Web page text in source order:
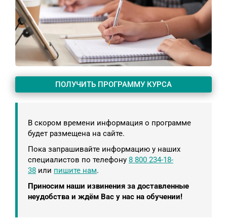
ПОЛУЧИТЬ ПРОГРАММУ КУРСА
В скором времени информация о программе
будет размещена на сайте.
Пока запрашивайте информацию у наших
специалистов по телефону 8 800 234-18-
38 или пишите нам.
Приносим наши извинения за доставленные
неудобства и ждём Вас у нас на обучении!